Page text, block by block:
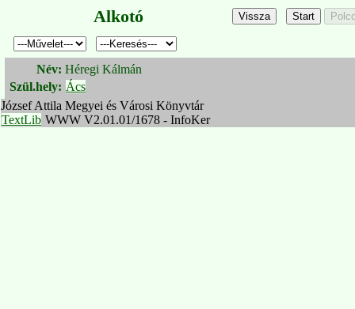
Alkotó
Név: Héregi Kálmán
Szül.hely: Ács
József Attila Megyei és Városi Könyvtár
TextLib WWW V2.01.01/1678 - InfoKer